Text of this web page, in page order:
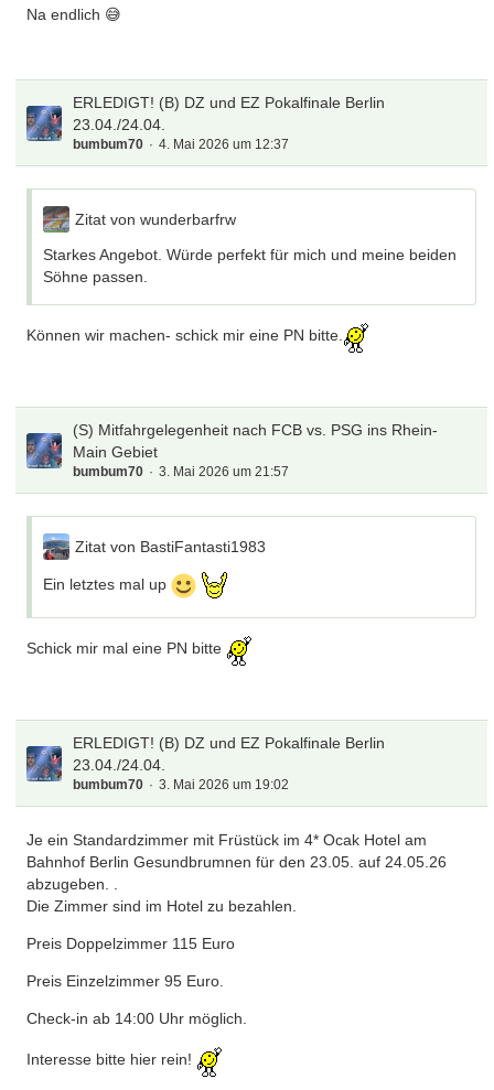
Na endlich 😅
ERLEDIGT! (B) DZ und EZ Pokalfinale Berlin
23.04./24.04.
bumbum70 4. Mai 2026 um 12:37
Zitat von wunderbarfrw
Starkes Angebot. Würde perfekt für mich und meine beiden
Söhne passen.
Können wir machen- schick mir eine PN bitte.
(S) Mitfahrgelegenheit nach FCB vs. PSG ins Rhein-
Main Gebiet
bumbum70 3. Mai 2026 um 21:57
Zitat von BastiFantasti1983
Ein letztes mal up
Schick mir mal eine PN bitte
ERLEDIGT! (B) DZ und EZ Pokalfinale Berlin
23.04./24.04.
bumbum70 3. Mai 2026 um 19:02
Je ein Standardzimmer mit Früstück im 4* Ocak Hotel am
Bahnhof Berlin Gesundbrumnen für den 23.05. auf 24.05.26
abzugeben. .
Die Zimmer sind im Hotel zu bezahlen.
Preis Doppelzimmer 115 Euro
Preis Einzelzimmer 95 Euro.
Check-in ab 14:00 Uhr möglich.
Interesse bitte hier rein!